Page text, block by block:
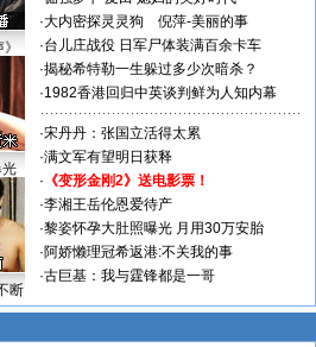
断
·大内密探灵灵狗
倪萍-美丽的事
·台儿庄战役 日军尸体装满百余卡车
·揭秘希特勒一生躲过多少次暗杀？
·1982香港回归中英谈判鲜为人知内幕
·宋丹丹：张国立活得太累
·满文军有望明日获释
· 《变形金刚2》送电影票！
·李湘王岳伦恩爱待产
·黎姿怀孕大肚照曝光 月用30万安胎
·阿娇懒理冠希返港:不关我的事
·古巨基：我与霆锋都是一哥